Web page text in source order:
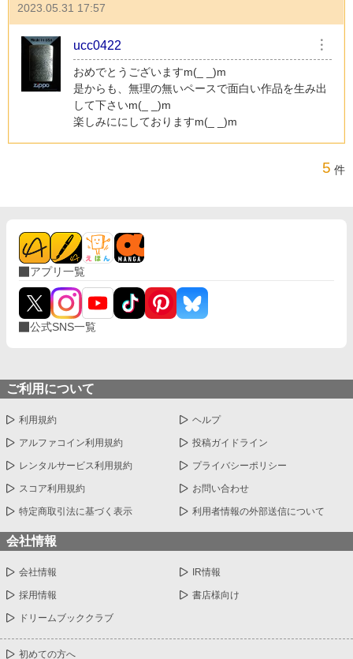
2023.05.31 17:57
ucc0422 ︙
おめでとうございますm(_ _)m
是からも、無理の無いペースで面白い作品を生み出
して下さいm(_ _)m
楽しみににしておりますm(_ _)m
5 件
アプリ一覧
公式SNS一覧
ご利用について
利用規約 ヘルプ
アルファコイン利用規約 投稿ガイドライン
レンタルサービス利用規約 プライバシーポリシー
スコア利用規約 お問い合わせ
特定商取引法に基づく表示 利用者情報の外部送信について
会社情報
会社情報 IR情報
採用情報 書店様向け
ドリームブッククラブ
初めての方へ